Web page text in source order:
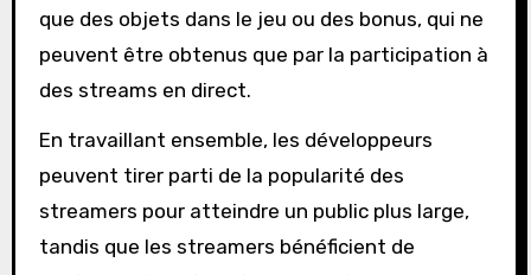
que des objets dans le jeu ou des bonus, qui ne
peuvent être obtenus que par la participation à
des streams en direct.
En travaillant ensemble, les développeurs
peuvent tirer parti de la popularité des
streamers pour atteindre un public plus large,
tandis que les streamers bénéficient de